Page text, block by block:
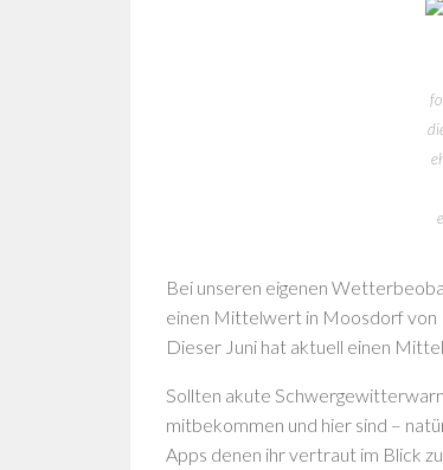
Bei unseren eigenen
einen Mittelwert in Moosdorf von
Dieser Juni hat aktuell einen
Sollten akute
mitbekommen und hier sind –
Apps denen ihr vertraut im Blick